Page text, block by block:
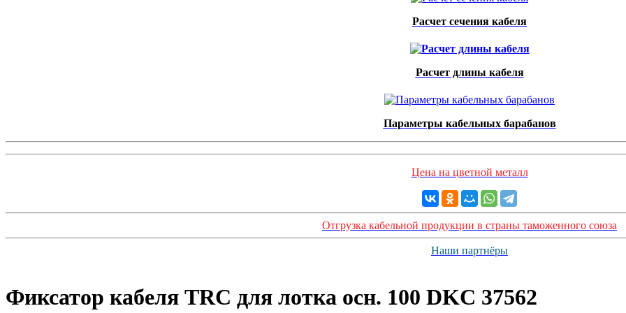
Расчет сечения кабеля
Расчет длины кабеля
Параметры кабельных барабанов
Цена на цветной металл
Отгрузка кабельной продукции в страны таможенного союза
Наши партнёры
Фиксатор кабеля TRC для лотка осн. 100 DKC 37562